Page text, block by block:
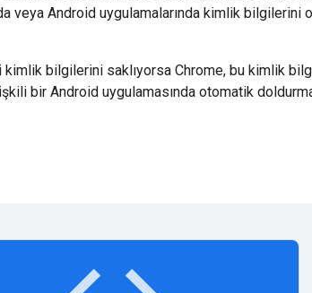
veya Android uygulamalarında kimlik bilgilerini
kimlik bilgilerini saklıyorsa Chrome, bu kimlik
bir Android uygulamasında otomatik